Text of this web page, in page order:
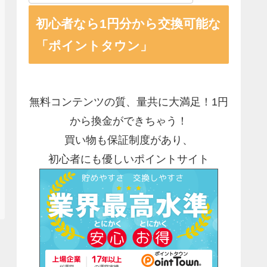
初心者なら1円分から交換可能な
「ポイントタウン」
無料コンテンツの質、量共に大満足！1円
から換金ができちゃう！
買い物も保証制度があり、
初心者にも優しいポイントサイト